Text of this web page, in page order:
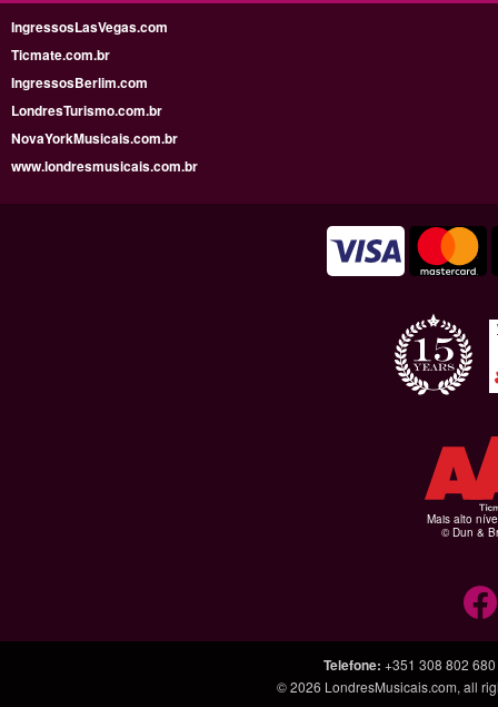
IngressosLasVegas.com
Ticmate.com.br
IngressosBerlim.com
LondresTurismo.com.br
NovaYorkMusicais.com.br
www.londresmusicais.com.br
Mais alto
© Dun &
Telefone: +351 308 802 680
© 2026 LondresMusicais.com, all